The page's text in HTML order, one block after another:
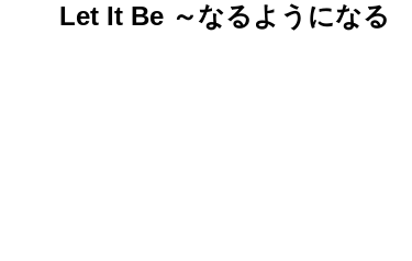
Let It Be ～なるようになる